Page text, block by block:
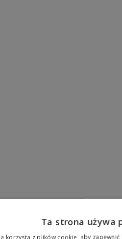
Ta strona używa
korzysta z plików cookie, aby